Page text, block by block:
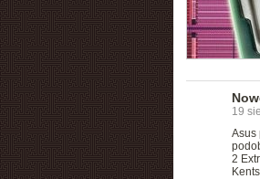
19
Asus
2